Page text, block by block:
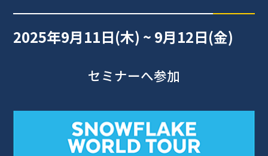
2025年9月11日(木) ~ 9月12日(金)
セミナーへ参加